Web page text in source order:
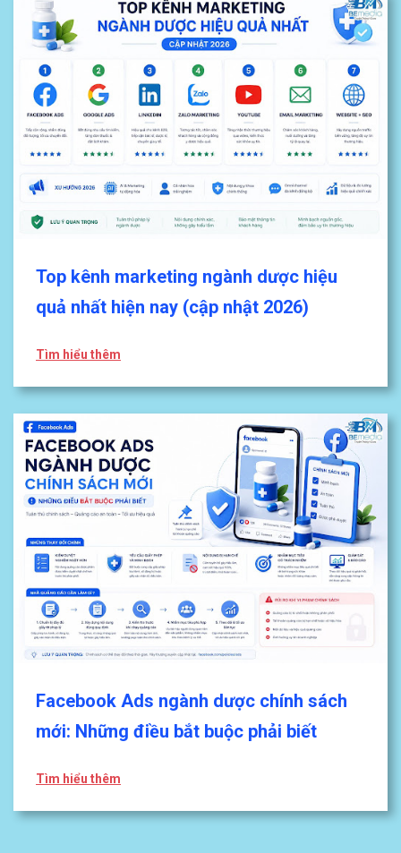
Top kênh marketing ngành dược hiệu
quả nhất hiện nay (cập nhật 2026)
Tìm hiểu thêm
Facebook Ads ngành dược chính sách
mới: Những điều bắt buộc phải biết
Tìm hiểu thêm